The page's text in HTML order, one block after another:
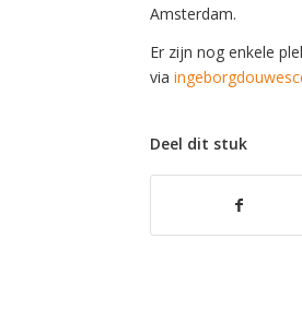
Amsterdam.
Er zijn nog enkele
via
Deel dit stuk